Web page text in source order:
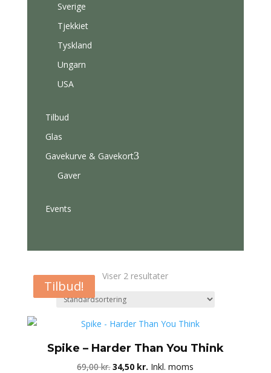
Sverige
Tjekkiet
Tyskland
Ungarn
USA
Tilbud
Glas
Gavekurve & Gavekort3
Gaver
Events
Viser 2 resultater
Tilbud!
Spike – Harder Than You Think
69,00kr.Den
34,50 kr. Den
Inkl. moms
Tilbud!